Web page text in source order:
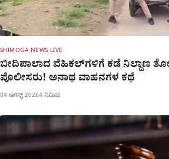
SHIMOGA NEWS LIVE
ಬೀದಿಪಾಲಾದ ವೆಹಿಕಲ್​ಗಳಿಗೆ ಕಡೆ ನಿಲ್ದಾಣ
ಪೊಲೀಸರು! ಅನಾಥ ವಾಹನಗಳ ಕಥೆ
04 ಆಗಸ್ಟ್ 20264 ನಿಮಿಷ